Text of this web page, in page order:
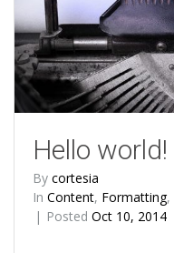
Hello world!
By cortesia
In Content, Formatting,
Posted Oct 10, 2014